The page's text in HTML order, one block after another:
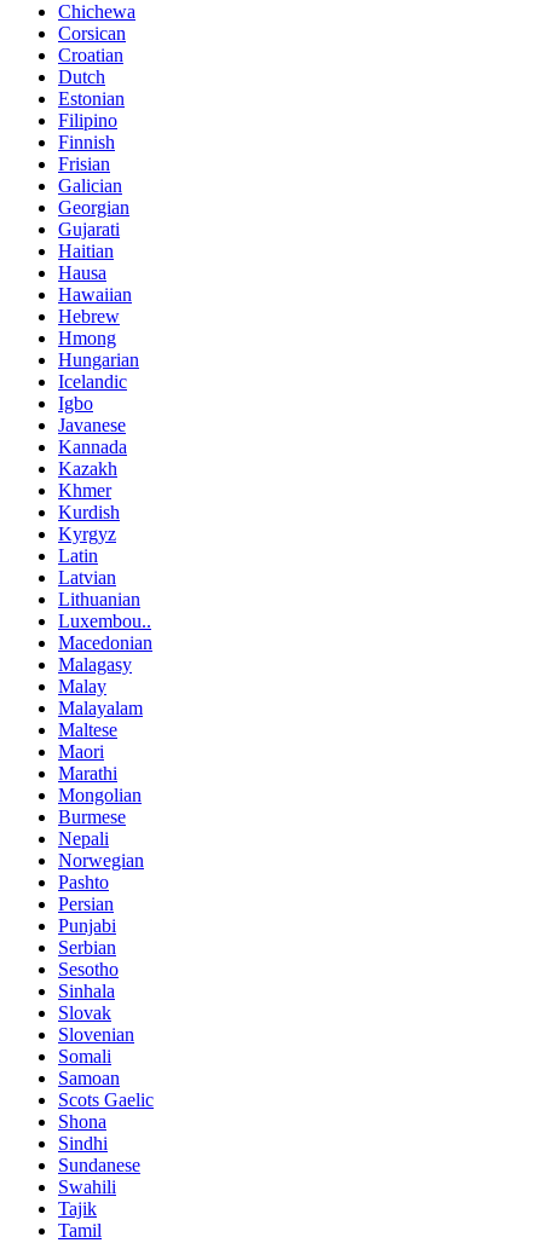
Chichewa
Corsican
Croatian
Dutch
Estonian
Filipino
Finnish
Frisian
Galician
Georgian
Gujarati
Haitian
Hausa
Hawaiian
Hebrew
Hmong
Hungarian
Icelandic
Igbo
Javanese
Kannada
Kazakh
Khmer
Kurdish
Kyrgyz
Latin
Latvian
Lithuanian
Luxembou..
Macedonian
Malagasy
Malay
Malayalam
Maltese
Maori
Marathi
Mongolian
Burmese
Nepali
Norwegian
Pashto
Persian
Punjabi
Serbian
Sesotho
Sinhala
Slovak
Slovenian
Somali
Samoan
Scots Gaelic
Shona
Sindhi
Sundanese
Swahili
Tajik
Tamil